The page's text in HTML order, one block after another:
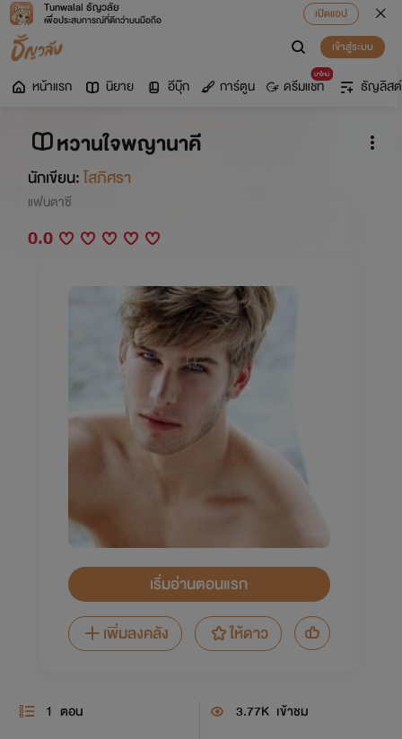
Tunwalai ธัญวลัย
เพื่อประสบการณ์ที่ดีกว่าบนมือถือ
เปิดแอป
เข้าสู่ระบบ
หน้าแรก นิยาย อีบุ๊ก การ์ตูน
มาใหม่
ดรีมแชท ธัญลิสต์
หวานใจพญานาคี
นักเขียน:โสภิศรา
แฟนตาซี
0.0
เริ่มอ่านตอนแรก
เพิ่มลงคลัง
ให้ดาว
1 ตอน 3.77K เข้าชม